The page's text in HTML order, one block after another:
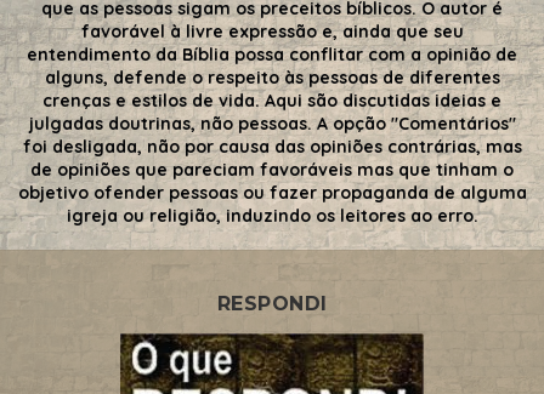
que as pessoas sigam os preceitos bíblicos. O autor é
favorável à livre expressão e, ainda que seu
entendimento da Bíblia possa conflitar com a opinião de
alguns, defende o respeito às pessoas de diferentes
crenças e estilos de vida. Aqui são discutidas ideias e
julgadas doutrinas, não pessoas. A opção "Comentários"
foi desligada, não por causa das opiniões contrárias, mas
de opiniões que pareciam favoráveis mas que tinham o
objetivo ofender pessoas ou fazer propaganda de alguma
igreja ou religião, induzindo os leitores ao erro.
RESPONDI